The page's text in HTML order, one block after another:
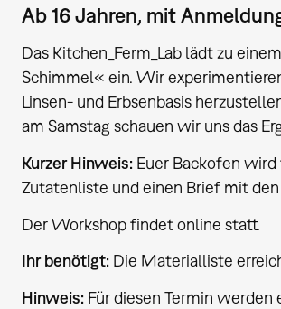
Ab 16 Jahren, mit
Das Kitchen_Ferm_Lab lädt zu
Schimmel« ein. Wir
Linsen- und Erbsenbasis
am Samstag schauen wir uns das
Kurzer Hinweis: Euer Backofen
Zutatenliste und einen Brief mit
Der Workshop findet online statt.
Ihr benötigt: Die Materialliste
Hinweis: Für diesen Termin